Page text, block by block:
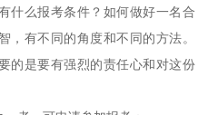
什么报考条件？如何做好一名合
，有不同的角度和不同的方法。
的是要有强烈的责任心和对这份